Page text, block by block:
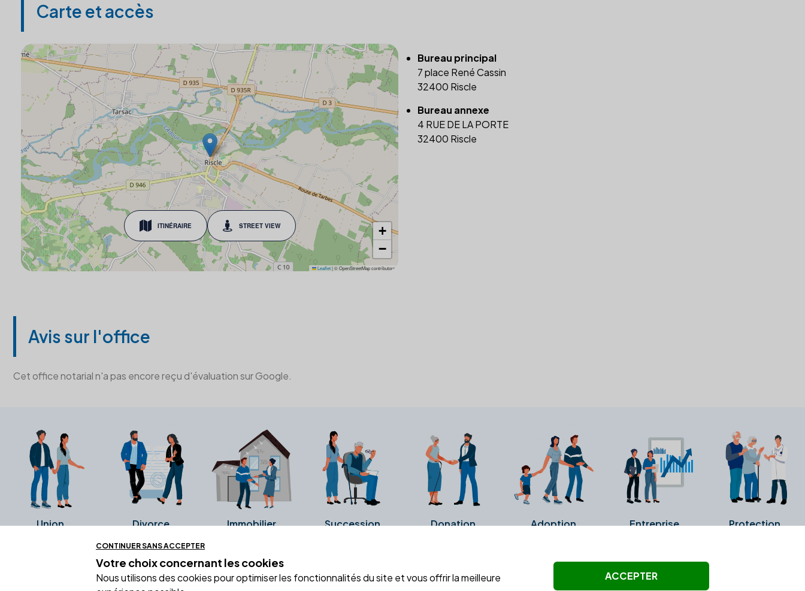
Carte et accès
ITINÉRAIRE STREET VIEW
+
−
Leaflet |© OpenStreetMap contributors
Bureau principal
7 place René Cassin
32400 Riscle
Bureau annexe
4 RUE DE LA PORTE
32400 Riscle
Avis sur l'office
Cet office notarial n'a pas encore reçu d'évaluation sur Google.
Union Divorce Immobilier Succession Donation Adoption Entreprise Protection
Ces avis proviennent directement de la fiche Google Business de l'office notarial. Ils n'ont ni été collectés ni été vérifiés par Alexia.fr.
CONTINUER SANS ACCEPTER
Votre choix concernant les cookies
Nous utilisons des cookies pour optimiser les fonctionnalités du site et vous offrir la meilleure
ACCEPTER